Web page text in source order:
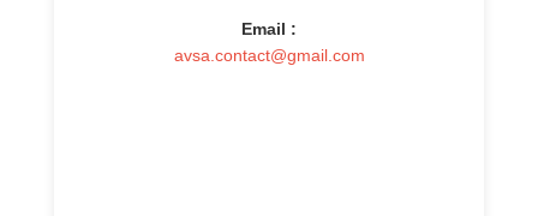
Email :
avsa.contact@gmail.com